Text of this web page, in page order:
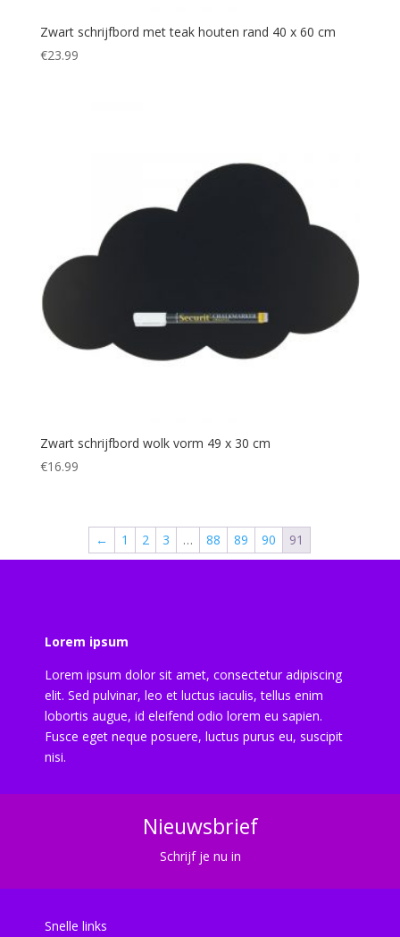
Zwart schrijfbord met teak houten rand 40 x 60 cm
€23.99
Zwart schrijfbord wolk vorm 49 x 30 cm
€16.99
← 1 2 3 … 88 89 90 91
Lorem ipsum
Lorem ipsum dolor sit amet, consectetur adipiscing
elit. Sed pulvinar, leo et luctus iaculis, tellus enim
lobortis augue, id eleifend odio lorem eu sapien.
Fusce eget neque posuere, luctus purus eu, suscipit
nisi.
Nieuwsbrief
Schrijf je nu in
Snelle links